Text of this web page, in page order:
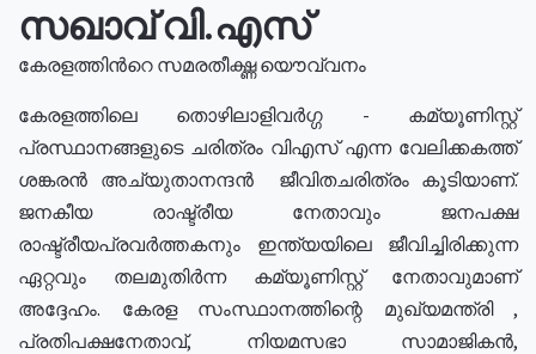
സഖാവ് വി.എസ്
കേരളത്തിൻറെ സമരതീക്ഷ്ണ യൌവ്വനം
കേരളത്തിലെ തൊഴിലാളിവർഗ്ഗ - കമ്യൂണിസ്റ്റ്
പ്രസ്ഥാനങ്ങളുടെ ചരിത്രം വിഎസ് എന്ന വേലിക്കകത്ത്
ശങ്കരൻ അച്യുതാനന്ദൻ ജീവിതചരിത്രം കൂടിയാണ്.
ജനകീയ രാഷ്ട്രീയ നേതാവും ജനപക്ഷ
രാഷ്ട്രീയപ്രവർത്തകനും ഇന്ത്യയിലെ ജീവിച്ചിരിക്കുന്ന
ഏറ്റവും തലമുതിർന്ന കമ്യൂണിസ്റ്റ് നേതാവുമാണ്
അദ്ദേഹം. കേരള സംസ്ഥാനത്തിന്റെ മുഖ്യമന്ത്രി ,
പ്രതിപക്ഷനേതാവ്, നിയമസഭാ സാമാജികൻ,